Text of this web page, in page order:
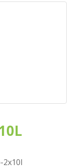
2x10l